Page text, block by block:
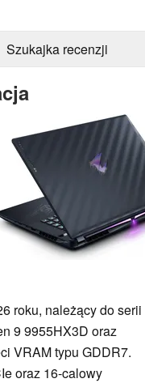
Szukajka recenzji
roku, należący do serii
9 9955HX3D oraz
VRAM typu GDDR7.
oraz 16-calowy